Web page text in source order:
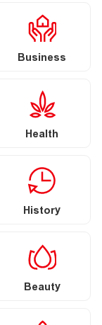
Business
Health
History
Beauty